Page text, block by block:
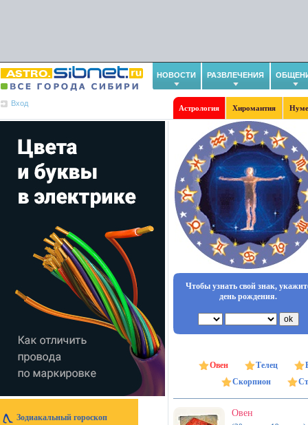
НОВОСТИ РАЗВЛЕЧЕНИЯ
Вход
Астрология Хиромантия
Зодиакальный гороскоп
Чтобы узнать свой знак,
день рождения.
Овен Телец
Скорпион
Овен